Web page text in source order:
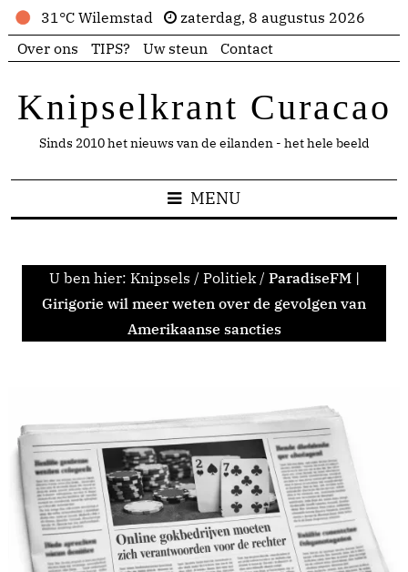
31°C Wilemstad
zaterdag, 8 augustus 2026
Over ons
TIPS? Uw steun Contact
Knipselkrant Curacao
Sinds 2010 het nieuws van de eilanden - het hele beeld
MENU
U ben hier: Knipsels / Politiek / ParadiseFM |
Girigorie wil meer weten over de gevolgen van
Amerikaanse sancties